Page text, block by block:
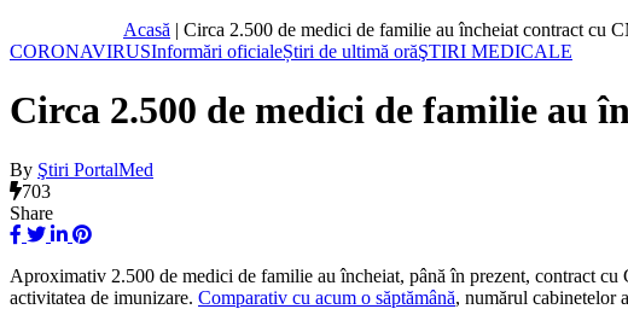
Acasă | Circa 2.500 de medici de familie au încheiat contract cu
CORONAVIRUSInformări oficialeȘtiri de ultimă orăŞTIRI MEDICALE
Circa 2.500 de medici de familie au
By Ştiri PortalMed
703
Share
Aproximativ 2.500 de medici de familie au încheiat, până în prezent, contract cu
activitatea de imunizare. Comparativ cu acum o săptămână, numărul cabinetelor